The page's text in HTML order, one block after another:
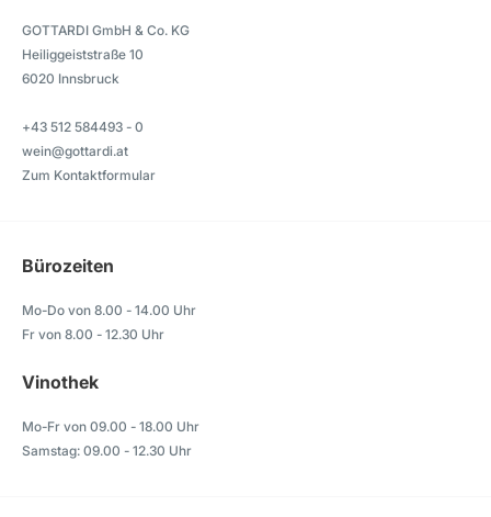
GOTTARDI GmbH & Co. KG
Heiliggeiststraße 10
6020 Innsbruck
+43 512 584493 - 0
wein@gottardi.at
Zum Kontaktformular
Bürozeiten
Mo-Do von 8.00 - 14.00 Uhr
Fr von 8.00 - 12.30 Uhr
Vinothek
Mo-Fr von 09.00 - 18.00 Uhr
Samstag: 09.00 - 12.30 Uhr